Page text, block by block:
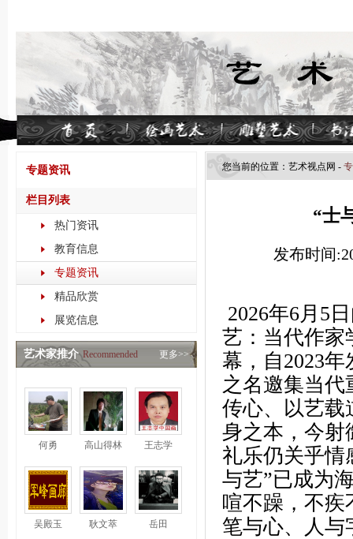
专题资讯
栏目列表
热门资讯
教育信息
专题资讯
精品欣赏
展览信息
艺术家推介 Recommended 更多>>
何勇 高山得林 王志学
吴殿玉 耿文萃 岳田
您当前的位置： 艺术视点​网 -
“士
发布时间
2026年6月5
艺：当代作家
幕，自2023
之名邀集当
传心、以艺载
身之本，今射
礼乐仍关乎情
与艺”已成为
喧不躁，不疾
笔与心、人与